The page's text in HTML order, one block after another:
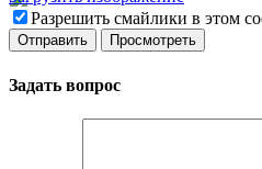
Разрешить смайлики в этом
Задать вопрос